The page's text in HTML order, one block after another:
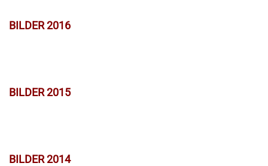
BILDER 2016
BILDER 2015
BILDER 2014